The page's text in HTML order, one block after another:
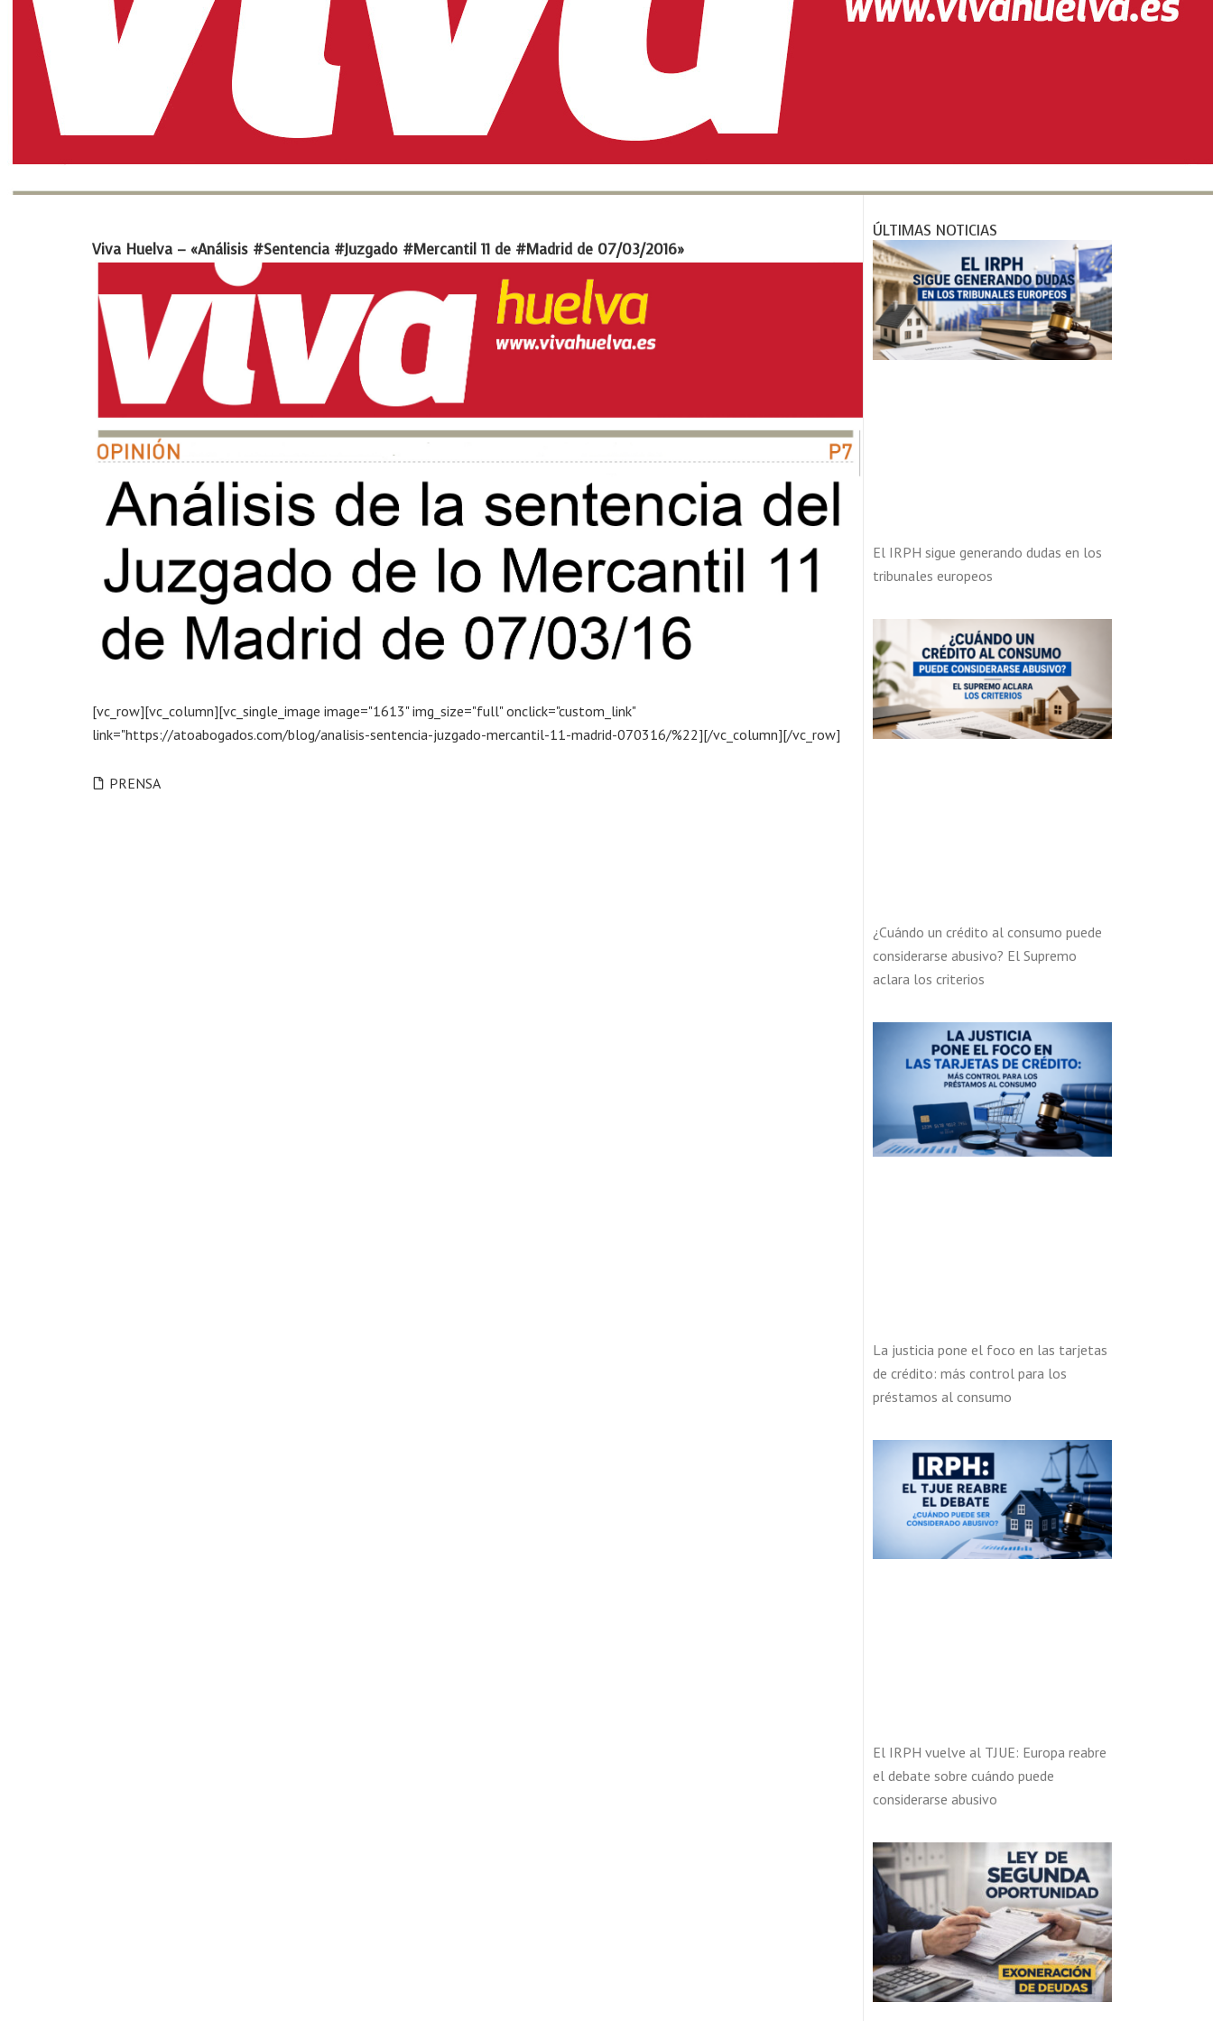
r
m
Viva Huelva – «Análisis #Sentencia #Juzgado #Mercantil 11 de #Madrid de 07/03/2016»
[vc_row][vc_column][vc_single_image image="1613" img_size="full" onclick="custom_link"
link="https://atoabogados.com/blog/analisis-sentencia-juzgado-mercantil-11-madrid-070316/%22][/vc_column][/vc_row]
PRENSA
ÚLTIMAS NOTICIAS
El IRPH sigue generando dudas en los
tribunales europeos
¿Cuándo un crédito al consumo puede
considerarse abusivo? El Supremo
aclara los criterios
La justicia pone el foco en las tarjetas
de crédito: más control para los
préstamos al consumo
El IRPH vuelve al TJUE: Europa reabre
el debate sobre cuándo puede
considerarse abusivo